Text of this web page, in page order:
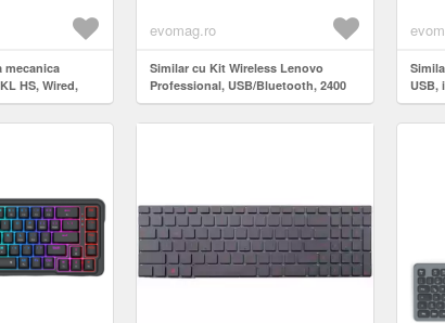
mecanica
HS, Wired,
(Neagra)
evomag.ro
Similar cu Kit Wireless Lenovo
Professional, USB/Bluetooth, 2400
dpi, Negru
USB,